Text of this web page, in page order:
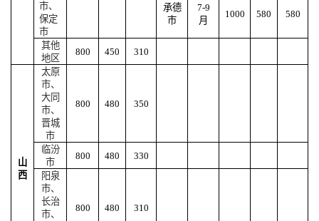
市、
保定
市
承德
市
7-9
月
1000 580 580
其他
地区
800 450 310
山
西
太原
市、
大同
市、
晋城
市
800 480 350
临汾
市
800 480
330
阳泉
市、
长治
市、
800 480 310